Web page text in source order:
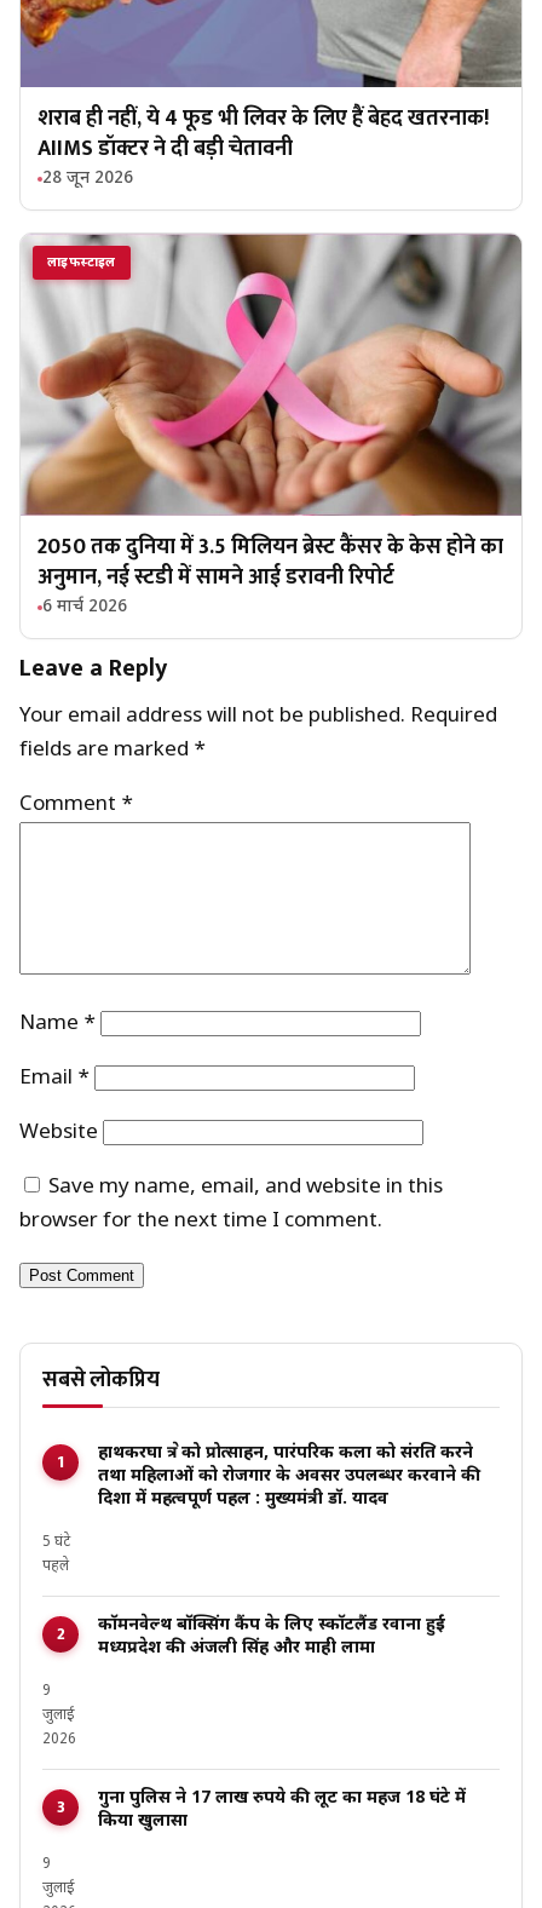
शराब ही नहीं, ये 4 फूड भी लिवर के लिए हैं बेहद खतरनाक!
AIIMS डॉक्टर ने दी बड़ी चेतावनी
28 जून 2026
लाइफस्टाइल
2050 तक दुनिया में 3.5 मिलियन ब्रेस्ट कैंसर के केस होने का
अनुमान, नई स्टडी में सामने आई डरावनी रिपोर्ट
6 मार्च 2026
Leave a Reply
Your email address will not be published. Required
fields are marked *
Comment *
Name *
Email *
Website
Save my name, email, and website in this
browser for the next time I comment.
सबसे लोकप्रिय
हाथकरघा क्षेत्र को प्रोत्साहन, पारंपरिक कला को संरक्षित करने
तथा महिलाओं को रोजगार के अवसर उपलब्धर करवाने की
दिशा में महत्वपूर्ण पहल : मुख्यमंत्री डॉ. यादव
5 घंटे
पहले
कॉमनवेल्थ बॉक्सिंग कैंप के लिए स्कॉटलैंड रवाना हुईं
मध्यप्रदेश की अंजली सिंह और माही लामा
9
जुलाई
2026
गुना पुलिस ने 17 लाख रुपये की लूट का महज 18 घंटे में
किया खुलासा
9
जुलाई